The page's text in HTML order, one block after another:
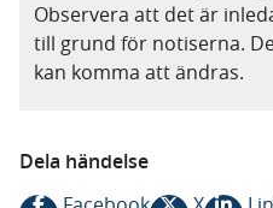
Observera att det är
till grund för notiserna.
kan komma att ändras.
Dela händelse